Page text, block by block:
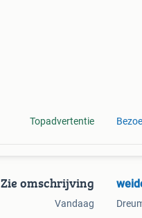
Topadvertentie
Zie omschrijving
Vandaag